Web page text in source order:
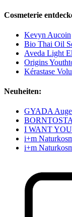
Cosmeterie
Kevyn Aucoin
Bio Thai Oil
Aveda Light
Origins
Kérastase
Neuheiten:
GYADA
I WANT
i+m
i+m